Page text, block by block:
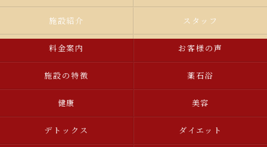
施設紹介 スタッフ
料金案内 お客様の声
施設の特徴 薬石浴
健康 美容
デトックス ダイエット